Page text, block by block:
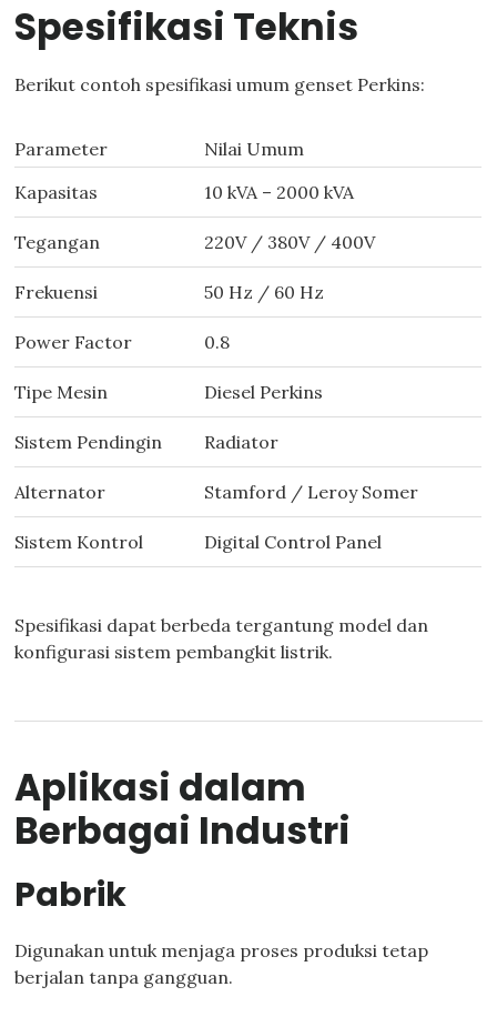
Spesifikasi Teknis
Berikut contoh spesifikasi umum genset Perkins:
Parameter
Nilai Umum
Kapasitas
10 kVA – 2000 kVA
Tegangan 220V / 380V / 400V
Frekuensi 50 Hz / 60 Hz
Power Factor 0.8
Tipe Mesin Diesel Perkins
Sistem Pendingin Radiator
Alternator Stamford / Leroy Somer
Sistem Kontrol Digital Control Panel
Spesifikasi dapat berbeda tergantung model dan
konfigurasi sistem pembangkit listrik.
Aplikasi dalam
Berbagai Industri
Pabrik
Digunakan untuk menjaga proses produksi tetap
berjalan tanpa gangguan.